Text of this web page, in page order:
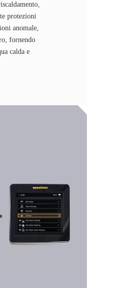
protezioni
anomale,
fornendo
calda e